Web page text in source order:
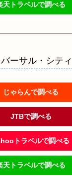
天トラベルで調べる
ーサル・シティ
じゃらんで調べる
JTBで調べる
トラベルで調べる
天トラベルで調べる